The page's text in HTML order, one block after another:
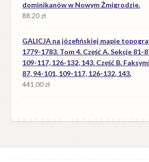
dominikanów w Nowym Żmigrodzie.
88.20zł
GALICJA na józefińskiej mapie
1779-1783. Tom 4. Część A. Sekcje 81-
109-117, 126-132, 143. Część B.
87, 94-101, 109-117, 126-132, 143.
441.00zł